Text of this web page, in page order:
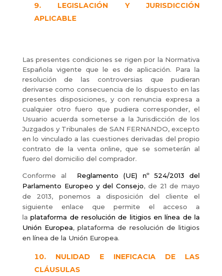
LEGISLACIÓN Y JURISDICCIÓN
APLICABLE
Las presentes condiciones se rigen por la Normativa
Española vigente que le es de aplicación. Para la
resolución de las controversias que pudieran
derivarse como consecuencia de lo dispuesto en las
presentes disposiciones, y con renuncia expresa a
cualquier otro fuero que pudiera corresponder, el
Usuario acuerda someterse a la Jurisdicción de los
Juzgados y Tribunales de SAN FERNANDO, excepto
en lo vinculado a las cuestiones derivadas del propio
contrato de la venta online, que se someterán al
fuero del domicilio del comprador.
Conforme al
Reglamento (UE) nº 524/2013 del
Parlamento Europeo y del Consejo, de 21 de mayo
de 2013, ponemos a disposición del cliente el
siguiente
enlace que permite el acceso a
la plataforma de resolución de litigios en línea de la
Unión Europea,plataforma de resolución de litigios
en línea de la Unión Europea.
NULIDAD E INEFICACIA DE LAS
CLÁUSULAS